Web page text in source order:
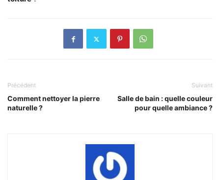
Précédent
Comment nettoyer la pierre
naturelle ?
Suivant
Salle de bain : quelle couleur
pour quelle ambiance ?